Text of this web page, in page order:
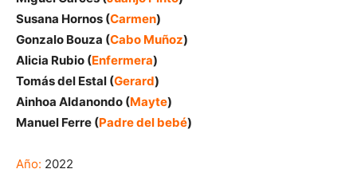
Susana Hornos (Carmen)
Gonzalo Bouza (Cabo Muñoz)
Alicia Rubio (Enfermera)
Tomás del Estal (Gerard)
Ainhoa Aldanondo (Mayte)
Manuel Ferre (Padre del bebé)
Año: 2022